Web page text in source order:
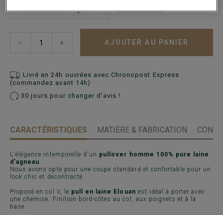
Guide des tailles
− + AJOUTER AU PANIER
Livré en 24h ouvrées avec Chronopost Express
(commandez avant 14h)
30 jours pour changer d'avis !
CARACTÉRISTIQUES MATIÈRE & FABRICATION
L'élégance intemporelle d'un pullover homme 100% pure laine
d'agneau.
Nous avons opté pour une coupe standard et confortable pour un
look chic et décontracté.
Proposé en col V, le pull en laine Elouan est idéal à porter avec
une chemise. Finition bord-côtes au col, aux poignets et à la
base.